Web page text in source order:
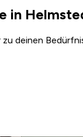
in
deinen